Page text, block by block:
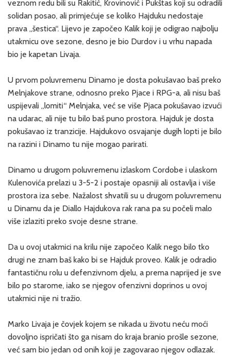
veznom redu bili su Rakitić, Krovinović i Pukštas koji su odradili
solidan posao, ali primjećuje se koliko Hajduku nedostaje
prava „šestica“. Lijevo je započeo Kalik koji je odigrao najbolju
utakmicu ove sezone, desno je bio Durdov i u vrhu napada
bio je kapetan Livaja.
U prvom poluvremenu Dinamo je dosta pokušavao baš preko
Melnjakove strane, odnosno preko Pjace i RPG-a, ali nisu baš
uspijevali „lomiti“ Melnjaka, već se više Pjaca pokušavao izvući
na udarac, ali nije tu bilo baš puno prostora. Hajduk je dosta
pokušavao iz tranzicije. Hajdukovo osvajanje dugih lopti je bilo
na razini i Dinamo tu nije mogao parirati.
Dinamo u drugom poluvremenu izlaskom Cordobe i ulaskom
Kulenovića prelazi u 3-5-2 i postaje opasniji ali ostavlja i više
prostora iza sebe. Nažalost shvatili su u drugom poluvremenu
u Dinamu da je Diallo Hajdukova rak rana pa su počeli malo
više izlaziti preko svoje desne strane.
Da u ovoj utakmici na krilu nije započeo Kalik nego bilo tko
drugi ne znam baš kako bi se Hajduk proveo. Kalik je odradio
fantastičnu rolu u defenzivnom djelu, a prema naprijed je sve
bilo po starome, iako se njegov ofenzivni doprinos u ovoj
utakmici nije ni tražio.
Marko Livaja je čovjek kojem se nikada u životu neću moći
dovoljno ispričati što ga nisam do kraja branio prošle sezone,
već sam bio jedan od onih koji je zagovarao njegov odlazak.